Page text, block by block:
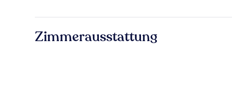
Zimmerausstattung